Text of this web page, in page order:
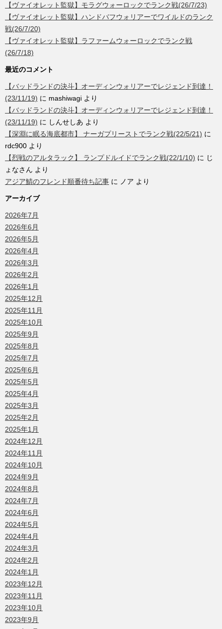
【ヴァイオレット監獄】モラグウォーロックでランク戦(26/7/23)
【ヴァイオレット監獄】ハンドバフウォリアーでワイルドのランク
戦(26/7/20)
【ヴァイオレット監獄】ラファームウォーロックでランク戦
(26/7/18)
最近のコメント
【バッドランドの決斗】オーディンウォリアーでレジェンド到達！
(23/11/19) に mashiwagi より
【バッドランドの決斗】オーディンウォリアーでレジェンド到達！
(23/11/19) に しんせしあ より
【深淵に眠る海底都市】 ナーガプリーストでランク戦(22/5/21) に
rdc900 より
【烈戦のアルタラック】 ランプドルイドでランク戦(22/1/10) に じ
ょなさん より
アジア鯖のフレンド順番待ち記事 に ノア より
アーカイブ
2026年7月
2026年6月
2026年5月
2026年4月
2026年3月
2026年2月
2026年1月
2025年12月
2025年11月
2025年10月
2025年9月
2025年8月
2025年7月
2025年6月
2025年5月
2025年4月
2025年3月
2025年2月
2025年1月
2024年12月
2024年11月
2024年10月
2024年9月
2024年8月
2024年7月
2024年6月
2024年5月
2024年4月
2024年3月
2024年2月
2024年1月
2023年12月
2023年11月
2023年10月
2023年9月